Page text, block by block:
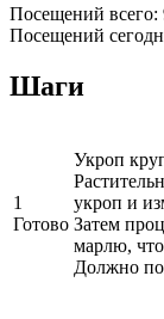
Посещений всего:
Посещений
Шаги
1
Готово
Укроп
укроп и
Затем
марлю,
Должно